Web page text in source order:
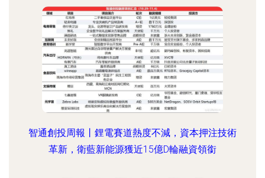
智通創投周報丨鋰電賽道熱度不減，資本押注技術
革新，衛藍新能源獲近15億D輪融資領銜